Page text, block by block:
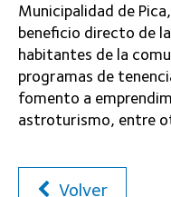
Municipalidad de
beneficio directo de
habitantes de la
programas de
fomento a
astroturismo, entre
Volver